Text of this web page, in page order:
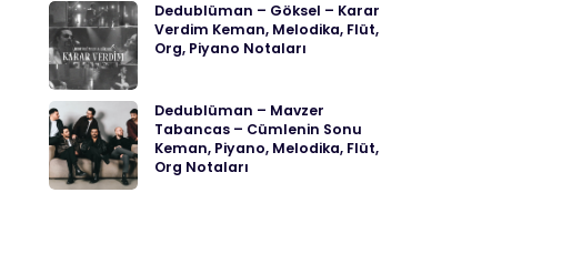
Dedublüman – Göksel – Karar
Verdim Keman, Melodika, Flüt,
Org, Piyano Notaları
Dedublüman – Mavzer
Tabancas – Cümlenin Sonu
Keman, Piyano, Melodika, Flüt,
Org Notaları